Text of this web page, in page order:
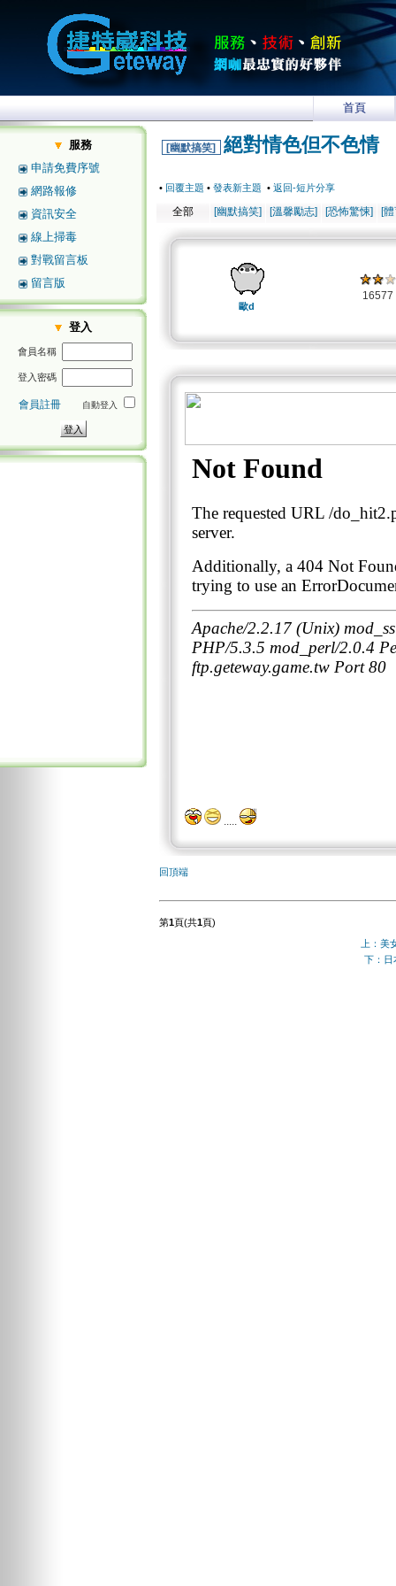
首頁
服務
申請免費序號
網路報修
資訊安全
線上掃毒
對戰留言板
留言版
登入
會員名稱
登入密碼
會員註冊 自動登入
[幽默搞笑] 絕對情色但不色情
• 回覆主題 • 發表新主題 • 返回-短片分享
全部 [幽默搞笑] [溫馨勵志] [恐怖驚悚] [
歐d
16577
.....
回頂端
第1頁(共1頁)
上：美
下：日